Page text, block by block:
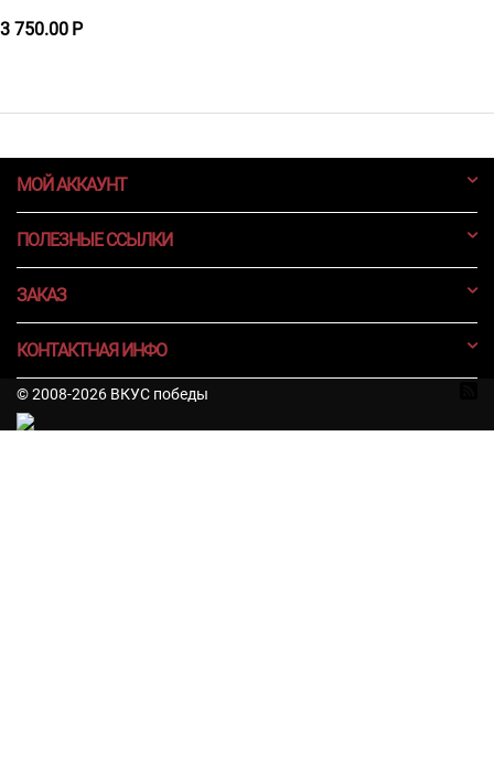
3 750.00 Р
МОЙ АККАУНТ
ПОЛЕЗНЫЕ ССЫЛКИ
ЗАКАЗ
КОНТАКТНАЯ ИНФО
© 2008-2026 ВКУС победы